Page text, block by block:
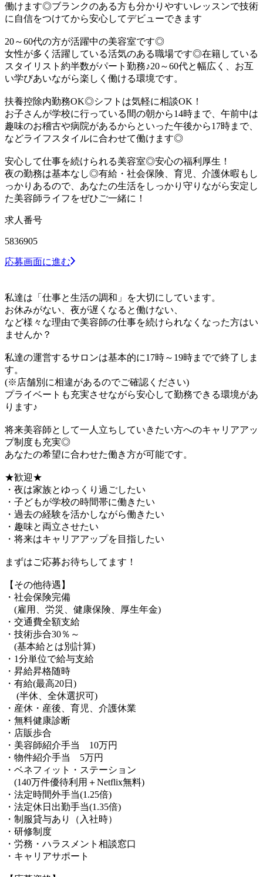
働けます◎ブランクのある方も分かりやすいレッスンで技術
に自信をつけてから安心してデビューできます
20～60代の方が活躍中の美容室です◎
女性が多く活躍している活気のある職場です◎在籍している
スタイリスト約半数がパート勤務♪20～60代と幅広く、お互
い学びあいながら楽しく働ける環境です。
扶養控除内勤務OK◎シフトは気軽に相談OK！
お子さんが学校に行っている間の朝から14時まで、午前中は
趣味のお稽古や病院があるからといった午後から17時まで、
などライフスタイルに合わせて働けます◎
安心して仕事を続けられる美容室◎安心の福利厚生！
夜の勤務は基本なし◎有給・社会保険、育児、介護休暇もし
っかりあるので、あなたの生活をしっかり守りながら安定し
た美容師ライフをぜひご一緒に！
求人番号
5836905
応募画面に進む
私達は「仕事と生活の調和」を大切にしています。
お休みがない、夜が遅くなると働けない、
など様々な理由で美容師の仕事を続けられなくなった方はい
ませんか？
私達の運営するサロンは基本的に17時～19時までで終了しま
す。
(※店舗別に相違があるのでご確認ください)
プライベートも充実させながら安心して勤務できる環境があ
ります♪
将来美容師として一人立ちしていきたい方へのキャリアアッ
プ制度も充実◎
あなたの希望に合わせた働き方が可能です。
★歓迎★
・夜は家族とゆっくり過ごしたい
・子どもが学校の時間帯に働きたい
・過去の経験を活かしながら働きたい
・趣味と両立させたい
・将来はキャリアアップを目指したい
まずはご応募お待ちしてます！
【その他待遇】
・社会保険完備
(雇用、労災、健康保険、厚生年金)
・交通費全額支給
・技術歩合30％～
(基本給とは別計算)
・1分単位で給与支給
・昇給昇格随時
・有給(最高20日)
(半休、全休選択可)
・産休・産後、育児、介護休業
・無料健康診断
・店販歩合
・美容師紹介手当 10万円
・物件紹介手当 5万円
・ベネフィット・ステーション
(140万件優待利用＋Netflix無料)
・法定時間外手当(1.25倍)
・法定休日出勤手当(1.35倍)
・制服貸与あり（入社時）
・研修制度
・労務・ハラスメント相談窓口
・キャリアサポート